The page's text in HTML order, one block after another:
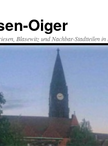
Oiger
Blasewitz und Nachbar-Stadtteilen